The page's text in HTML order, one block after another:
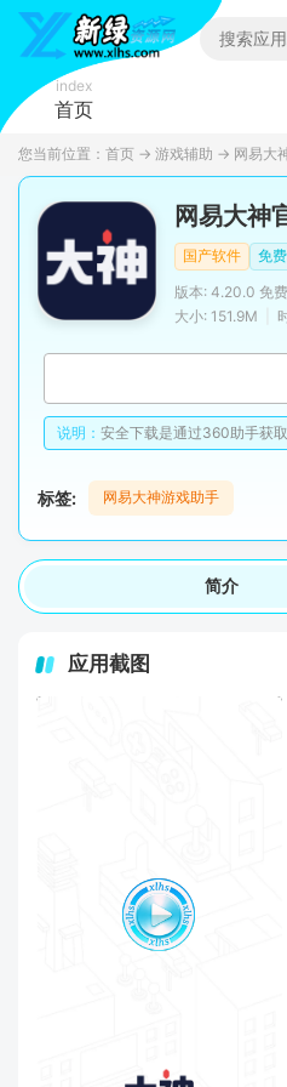
index
首页
您当前位置： 首页 → 游戏辅助 → 网易大
网易大神
国产软件 免
版本: 4.20.0 免
大小: 151.9M
说明： 安全下载是通过360助手获
标签: 网易大神游戏助手
简介
应用截图